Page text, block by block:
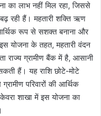
का लाभ नहीं मिल रहा, जिससे
रही हैं। महतारी शक्ति ऋण
रूप से सशक्त बनाना और
योजना के तहत, महतारी वंदन
राज्य ग्रामीण बैंक में है, आसानी
हैं। यह राशि छोटे-मोटे
परिवारों की आर्थिक
शाखा में इस योजना का